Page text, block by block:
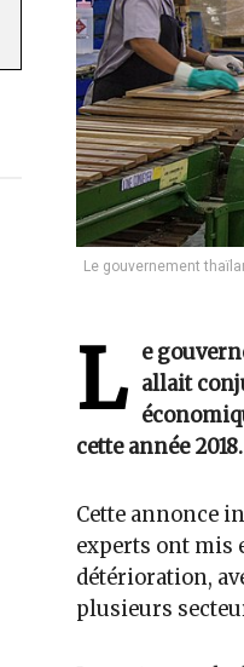
Le gouvernement
L
e
allait
cette année 2018.
Cette annonce
experts ont mis
détérioration,
plusieurs